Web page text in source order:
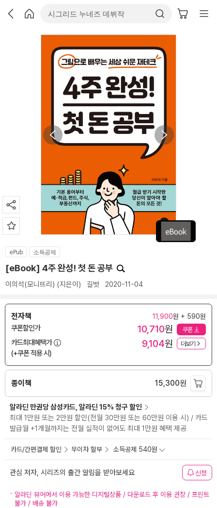
ePub 소득공제
[eBook] 4주 완성! 첫 돈 공부
이의석(모니뜨리) (지은이) 길벗 2020-11-04
전자책 11,900원 + 590원
쿠폰할인가 10,710원 쿠폰
카드최대혜택가
(+쿠폰 적용 시)
9,104원 더보기
종이책 15,300원
알라딘 만권당 삼성카드, 알라딘 15% 청구 할인
최대 1만원 또는 2만원 할인(전월 30만원 또는 60만원 이용 시) / 카드
발급월 +1개월까지는 전월 실적이 없어도 최대 1만원 혜택 제공
카드/간편결제 할인 무이자 할부 소득공제 540원
관심 저자, 시리즈의 출간 알림을 받아보세요 신청
알라딘 뷰어에서 이용 가능한 디지털상품 / 다운로드 후 이용 권장 / 프린트
불가 / 배송 불가